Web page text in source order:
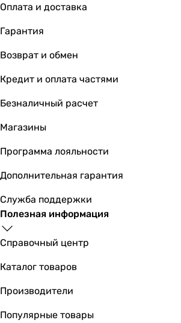
Оплата и доставка
Гарантия
Возврат и обмен
Кредит и оплата частями
Безналичный расчет
Магазины
Программа лояльности
Дополнительная гарантия
Служба поддержки
Полезная информация
Справочный центр
Каталог товаров
Производители
Популярные товары